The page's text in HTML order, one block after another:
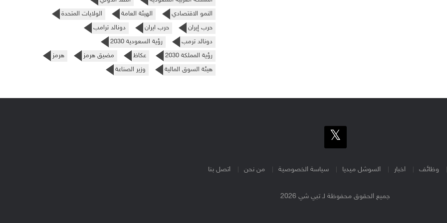
النمو الاقتصادي
الهيئة العامة
الولايات المتحدة
حرب إيران
حرب ايران
دونالد ترامب
دونالد ترمب
رؤية السعودية 2030
رؤية المملكة 2030
عكاظ مضيق هرمز
هرمز
هيئة السوق المالية
وزير الصناعة
وظائف اخبار السوشل ميديا سياسة الخصوصية من نحن اتصل بنا
جميع الحقوق محفوظة لـ تبي شي 2026